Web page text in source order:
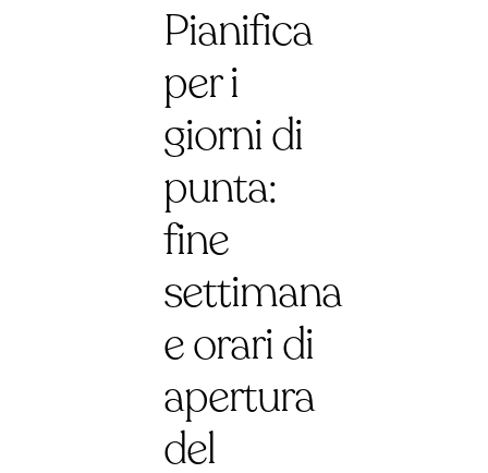
Pianifica
per i
giorni di
punta:
fine
settimana
e orari di
apertura
del